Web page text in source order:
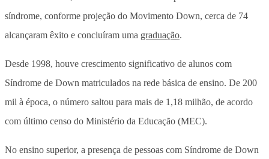
síndrome, conforme projeção do Movimento Down, cerca de 74
alcançaram êxito e concluíram uma graduação.
Desde 1998, houve crescimento significativo de alunos com
Síndrome de Down matriculados na rede básica de ensino. De 200
mil à época, o número saltou para mais de 1,18 milhão, de acordo
com último censo do Ministério da Educação (MEC).
No ensino superior, a presença de pessoas com Síndrome de Down